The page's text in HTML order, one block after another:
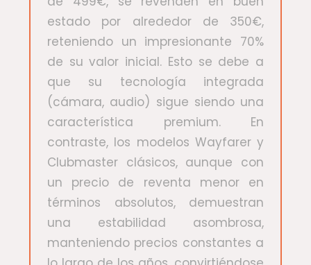
estado por alrededor de 350€,
reteniendo un impresionante 70%
de su valor inicial. Esto se debe a
que su tecnología integrada
(cámara, audio) sigue siendo una
característica premium. En
contraste, los modelos Wayfarer y
Clubmaster clásicos, aunque con
un precio de reventa menor en
términos absolutos, demuestran
una estabilidad asombrosa,
manteniendo precios constantes a